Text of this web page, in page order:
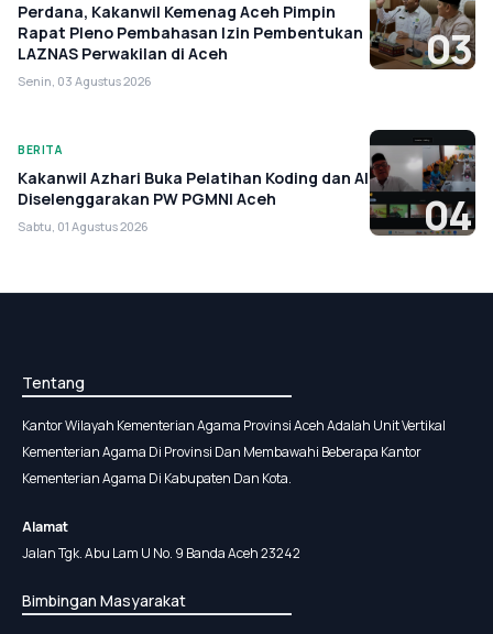
Perdana, Kakanwil Kemenag Aceh Pimpin
Rapat Pleno Pembahasan Izin Pembentukan
LAZNAS Perwakilan di Aceh
Senin, 03 Agustus 2026
03
BERITA
Kakanwil Azhari Buka Pelatihan Koding dan AI
Diselenggarakan PW PGMNI Aceh
Sabtu, 01 Agustus 2026 04
Tentang
Kantor Wilayah Kementerian Agama Provinsi Aceh Adalah Unit Vertikal
Kementerian Agama Di Provinsi Dan Membawahi Beberapa Kantor
Kementerian Agama Di Kabupaten Dan Kota.
Alamat
Jalan Tgk. Abu Lam U No. 9 Banda Aceh 23242
Bimbingan Masyarakat